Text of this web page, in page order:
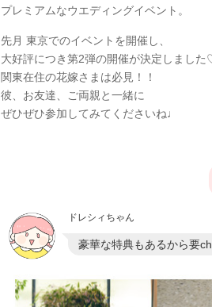
プレミアムなウエディングイベント。
先月 東京でのイベントを開催し、
大好評につき第2弾の開催が決定しまし
関東在住の花嫁さまは必見！！
彼、お友達、ご両親と一緒に
ぜひぜひ参加してみてくださいね♩
ドレシィちゃん
豪華な特典もあるから要